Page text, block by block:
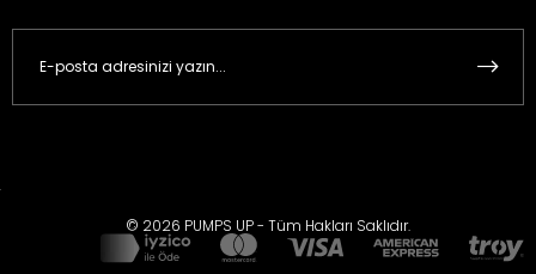
© 2026 PUMPS UP - Tüm Hakları Saklıdır.